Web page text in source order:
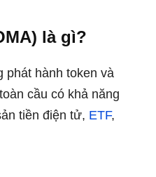
là gì?
phát hành token và
cầu có khả năng
tiền điện tử, ETF,